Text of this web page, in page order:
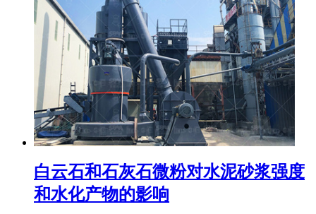
白云石和石灰石微粉对水泥砂浆强度
和水化产物的影响